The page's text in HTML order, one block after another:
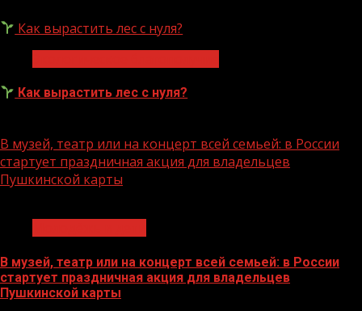
Как вырастить лес с нуля?
Как вырастить лес с нуля?
В музей, театр или на концерт всей семьей: в России
стартует праздничная акция для владельцев
Пушкинской карты
В музей, театр или на концерт всей семьей: в России
стартует праздничная акция для владельцев
Пушкинской карты